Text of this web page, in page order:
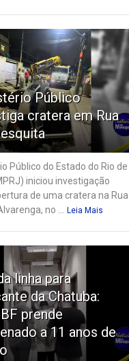
Público
cratera em Rua
Público do Estado do Rio de
iniciou investigação
de uma cratera na Rua
no ... Leia Mais
linha para
da Chatuba:
prende
a 11 anos de